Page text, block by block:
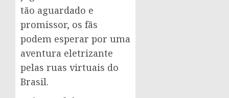
tão aguardado e
promissor, os fãs
podem esperar por uma
aventura eletrizante
pelas ruas virtuais do
Brasil.